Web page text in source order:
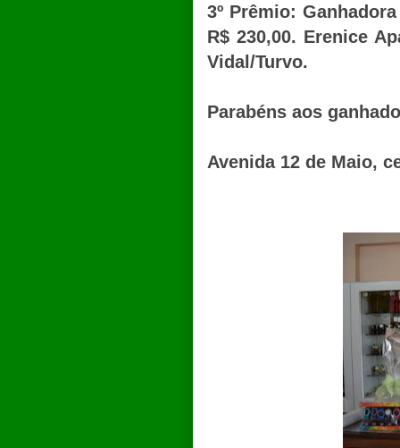
3º Prêmio:
R$ 230,00. Erenice
Vidal/Turvo.
Parabéns aos
Avenida 12 de Maio,